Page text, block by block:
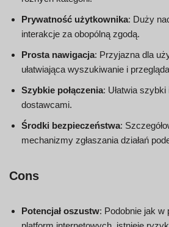
Prywatność użytkownika: Duży
interakcje za obopólną zgodą.
Prosta nawigacja: Przyjazna dla
ułatwiająca wyszukiwanie i
Szybkie połączenia: Ułatwia
dostawcami.
Środki bezpieczeństwa:
mechanizmy zgłaszania działań
Cons
Potencjał oszustw: Podobnie jak w